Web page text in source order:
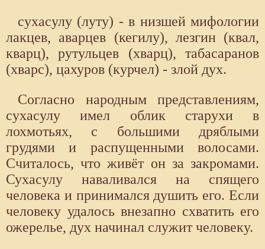
сухасулу (луту) - в низшей мифологии
лакцев, аварцев (кегилу), лезгин (квал,
кварц), рутульцев (хварц), табасаранов
(хварс), цахуров (курчел) - злой дух.
Согласно народным представлениям,
сухасулу имел облик старухи в
лохмотьях, с большими дряблыми
грудями и распущенными волосами.
Считалось, что живёт он за закромами.
Сухасулу наваливался на спящего
человека и принимался душить его. Если
человеку удалось внезапно схватить его
ожерелье, дух начинал служит человеку.